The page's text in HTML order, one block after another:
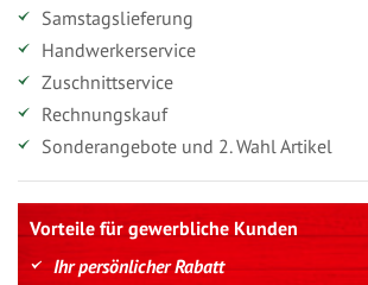
Samstagslieferung
Handwerkerservice
Zuschnittservice
Rechnungskauf
Sonderangebote und 2. Wahl Artikel
Vorteile für gewerbliche Kunden
Ihr persönlicher Rabatt